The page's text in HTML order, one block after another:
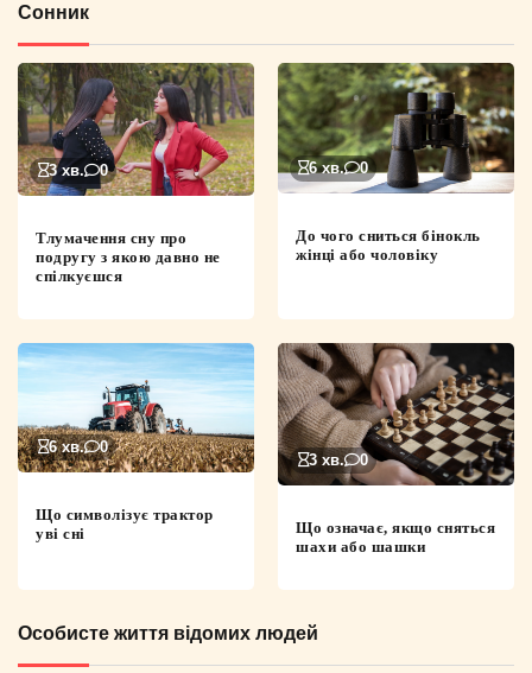
Сонник
3 хв. 0
Тлумачення сну про
подругу з якою давно не
спілкуєшся
6 хв. 0
До чого сниться бінокль
жінці або чоловіку
6 хв. 0
Що символізує трактор
уві сні
3 хв. 0
Що означає, якщо сняться
шахи або шашки
Особисте життя відомих людей